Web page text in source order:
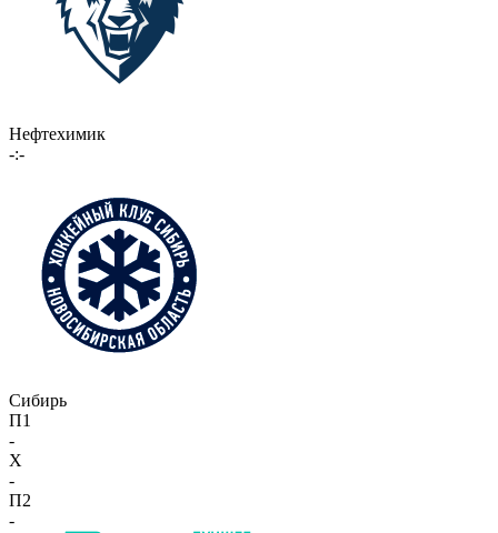
Нефтехимик
-:-
Сибирь
П1
-
X
-
П2
-